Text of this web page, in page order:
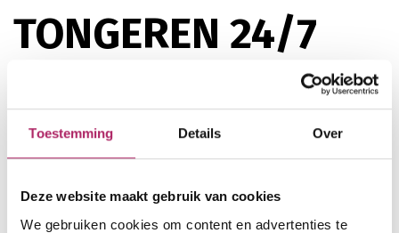
Toestemming Details Over
Deze website maakt gebruik van cookies
We gebruiken cookies om content en advertenties te
TONGEREN 24/7
Deze club, studio, ... heeft nog geen beschrijving
Bilzersteenweg 296B
3700 Tongeren